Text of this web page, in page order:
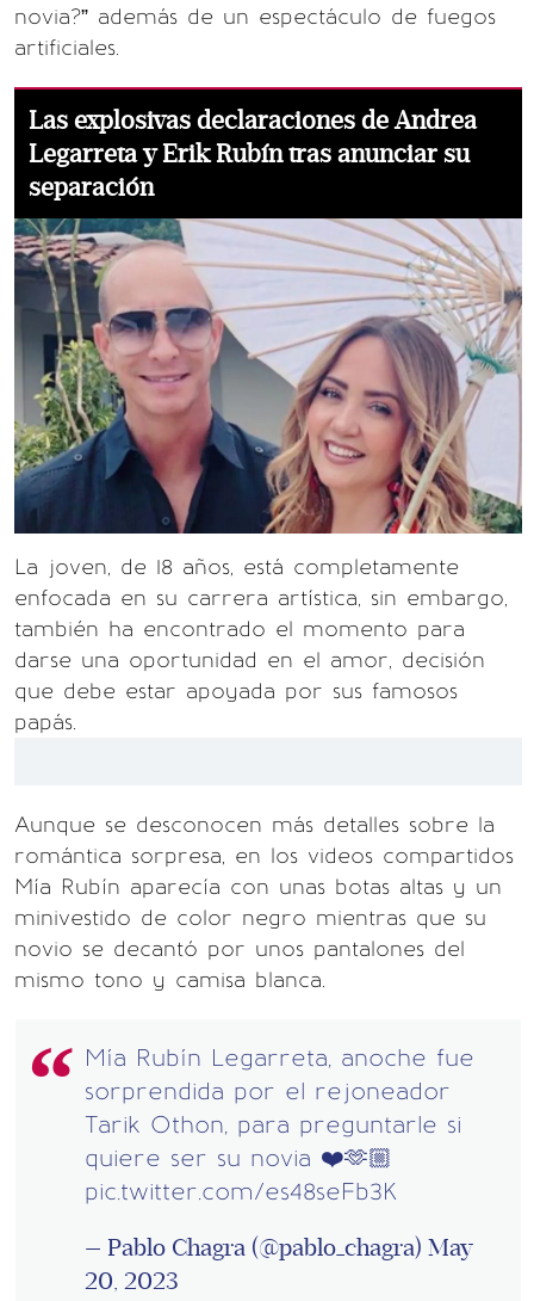
novia?” además de un espectáculo de fuegos
artificiales.
Las explosivas declaraciones de Andrea
Legarreta y Erik Rubín tras anunciar su
separación
La joven, de 18 años, está completamente
enfocada en su carrera artística, sin embargo,
también ha encontrado el momento para
darse una oportunidad en el amor, decisión
que debe estar apoyada por sus famosos
papás.
Aunque se desconocen más detalles sobre la
romántica sorpresa, en los videos compartidos
Mía Rubín aparecía con unas botas altas y un
minivestido de color negro mientras que su
novio se decantó por unos pantalones del
mismo tono y camisa blanca.
Mía Rubín Legarreta, anoche fue
sorprendida por el rejoneador
Tarik Othon, para preguntarle si
quiere ser su novia ❤️🫶🏼
pic.twitter.com/es48seFb3K
— Pablo Chagra (@pablo_chagra) May
20, 2023